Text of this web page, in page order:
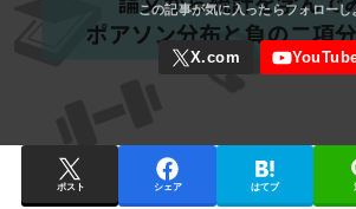
ポスト シェア はてブ